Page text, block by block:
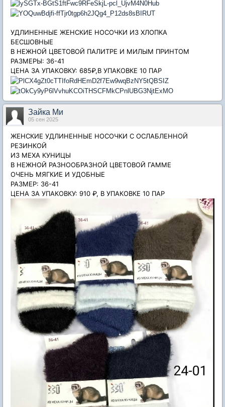
УДЛИНЕННЫЕ ЖЕНСКИЕ НОСОЧКИ ИЗ ХЛОПКА
БЕСШОВНЫЕ
В НЕЖНОЙ ЦВЕТОВОЙ ПАЛИТРЕ И МИЛЫМ ПРИНТОМ
РАЗМЕРЫ: 36-41
ЦЕНА ЗА УПАКОВКУ: 685₽,В УПАКОВКЕ 10 ПАР
Зайка Ми
05 сен 2025
ЖЕНСКИЕ УДЛИНЕННЫЕ НОСОЧКИ С ОСЛАБЛЕННОЙ
РЕЗИНКОЙ
ИЗ МЕХА КУНИЦЫ
В НЕЖНОЙ РАЗНООБРАЗНОЙ ЦВЕТОВОЙ ГАММЕ
ОЧЕНЬ МЯГКИЕ И УДОБНЫЕ
РАЗМЕР: 36-41
ЦЕНА ЗА УПАКОВКУ: 910 ₽, В УПАКОВКЕ 10 ПАР